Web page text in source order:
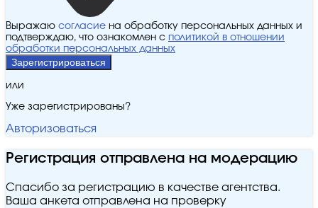
Выражаю согласие на обработку персональных данных и
подтверждаю, что ознакомлен с политикой в отношении
обработки персональных данных
Зарегистрироваться
или
Уже зарегистрированы?
Авторизоваться
Регистрация отправлена на модерацию
Спасибо за регистрацию в качестве агентства.
Ваша анкета отправлена на проверку